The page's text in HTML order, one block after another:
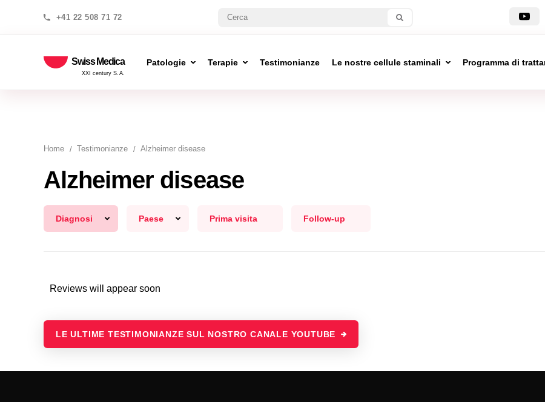
+41 22 508 71 72
Swiss Medica
XXI century S.A.
Patologie Terapie Testimonianze Le nostre cellule staminali Programma di
Home Testimonianze Alzheimer disease
Alzheimer disease
Diagnosi Paese Prima visita Follow-up
Reviews will appear soon
LE ULTIME TESTIMONIANZE SUL NOSTRO CANALE YOUTUBE